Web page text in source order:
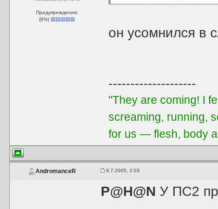
Предупреждения:
(0%)
он усомнился в
--------------------
"They are coming! I
screaming, running,
for us — flesh, body
AndromanceR 8.7.2005, 2:03
P@H@N У ПС2